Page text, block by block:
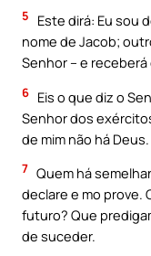
5
Este dirá: Eu sou
nome de Jacob;
Senhor – e
6 Eis o que diz o
Senhor dos
de mim não há Deus.
7 Quem há
declare e mo prove.
futuro? Que
de suceder.